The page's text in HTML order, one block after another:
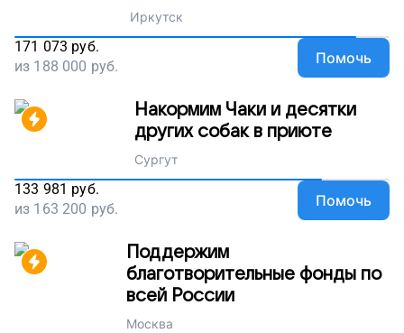
Иркутск
171 073 руб.
из 188 000 руб. Помочь
Накормим Чаки и десятки
других собак в приюте
Сургут
133 981 руб.
из 163 200 руб. Помочь
Поддержим
благотворительные фонды по
всей России
Москва